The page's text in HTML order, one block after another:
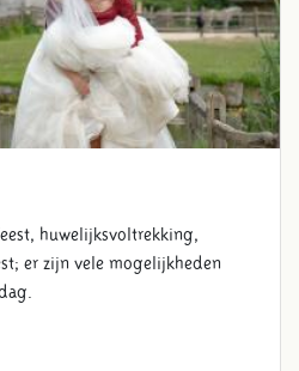
huwelijksvoltrekking,
er zijn vele mogelijkheden